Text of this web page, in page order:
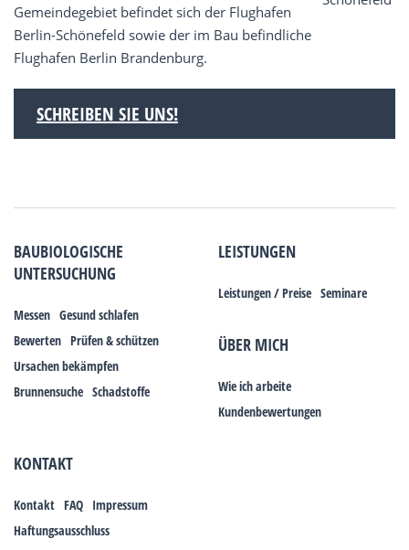
Gemeindegebiet befindet sich der Flughafen
Berlin-Schönefeld sowie der im Bau befindliche
Flughafen Berlin Brandenburg.
SCHREIBEN SIE UNS!
BAUBIOLOGISCHE
UNTERSUCHUNG
Messen Gesund schlafen
Bewerten Prüfen & schützen
Ursachen bekämpfen
Brunnensuche Schadstoffe
LEISTUNGEN
Leistungen / Preise Seminare
ÜBER MICH
Wie ich arbeite
Kundenbewertungen
KONTAKT
Kontakt FAQ Impressum
Haftungsausschluss